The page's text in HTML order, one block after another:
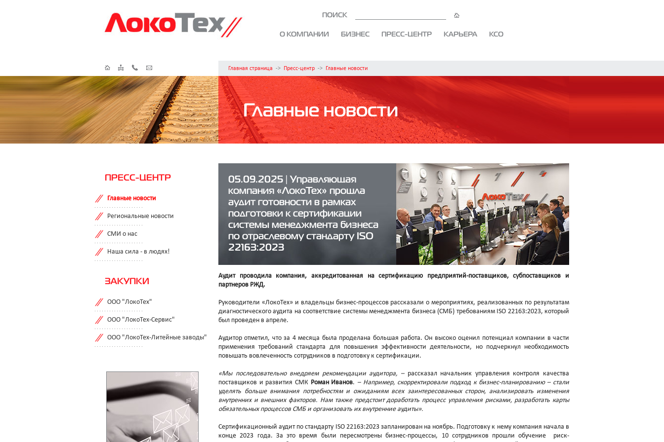
ПОИСК
О КОМПАНИИ БИЗНЕС ПРЕСС-ЦЕНТР КАРЬЕРА КСО
Главная страница -> Пресс-центр -> Главные новости
Главные новости
ПРЕСС-ЦЕНТР
Главные новости
Региональные новости
СМИ о нас
Наша сила - в людях!
ЗАКУПКИ
ООО "ЛокоТех"
ООО "ЛокоТех-Сервис"
ООО "ЛокоТех-Литейные заводы"
05.09.2025 | Управляющая
компания «ЛокоТех» прошла
аудит готовности в рамках
подготовки к сертификации
системы менеджмента бизнеса
по отраслевому стандарту ISO
22163:2023
Аудит проводила компания, аккредитованная на сертификацию предприятий-поставщиков, субпоставщиков и
партнеров РЖД.
Руководители «ЛокоТех» и владельцы бизнес-процессов рассказали о мероприятиях, реализованных по результатам
диагностического аудита на соответствие системы менеджмента бизнеса (СМБ) требованиям ISO 22163:2023, который
был проведен в апреле.
Аудитор отметил, что за 4 месяца была проделана большая работа. Он высоко оценил потенциал компании в части
применения требований стандарта для повышения эффективности деятельности, но подчеркнул необходимость
повышать вовлеченность сотрудников в подготовку к сертификации.
«Мы последовательно внедряем рекомендации аудитора, –рассказал начальник управления контроля качества
поставщиков и развития СМК Роман Иванов. – Например, скорректировали подход к бизнес-планированию – стали
уделять больше внимания потребностям и ожиданиям всех заинтересованных сторон, анализировать изменения
внутренних и внешних факторов. Нам также предстоит доработать процесс управления рисками, разработать карты
обязательных процессов СМБ и организовать их внутренние аудиты».
Сертификационный аудит по стандарту ISO 22163:2023 запланирован на ноябрь. Подготовку к нему компания начала в
конце 2023 года. За это время были пересмотрены бизнес-процессы, 10 сотрудников прошли обучение риск-